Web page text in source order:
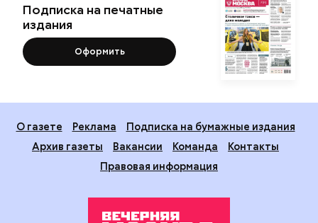
Подписка на печатные
издания
Оформить
О газете Реклама
Подписка на бумажные издания
Архив газеты
Вакансии Команда
Контакты
Правовая информация